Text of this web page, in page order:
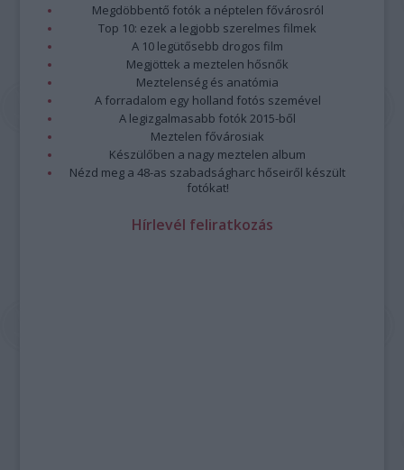
Megdöbbentő fotók a néptelen fővárosról
Top 10: ezek a legjobb szerelmes filmek
A 10 legütősebb drogos film
Megjöttek a meztelen hősnők
Meztelenség és anatómia
A forradalom egy holland fotós szemével
A legizgalmasabb fotók 2015-ből
Meztelen fővárosiak
Készülőben a nagy meztelen album
Nézd meg a 48-as szabadságharc hőseiről készült
fotókat!
Hírlevél feliratkozás